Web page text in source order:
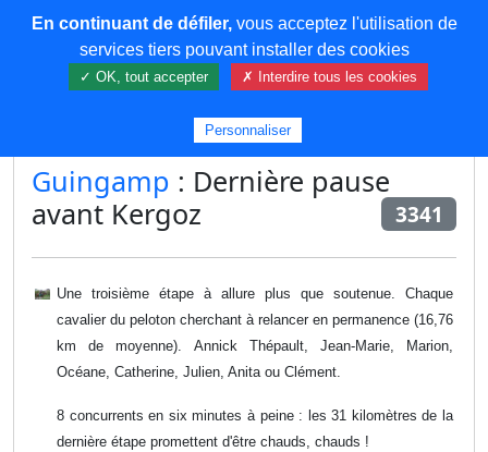
COREMA
Guingamp : Dernière pause
avant Kergoz
3341
Une troisième étape à allure plus que soutenue. Chaque
cavalier du peloton cherchant à relancer en permanence (16,76
km de moyenne). Annick Thépault, Jean-Marie, Marion,
Océane, Catherine, Julien, Anita ou Clément.
8 concurrents en six minutes à peine : les 31 kilomètres de la
dernière étape promettent d'être chauds, chauds !
En continuant de défiler,vous acceptez l'utilisation de
services tiers pouvant installer des cookies
✓ OK, tout accepter ✗ Interdire tous les cookies
Personnaliser